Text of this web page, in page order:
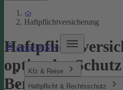
meineDEVK
Kfz & Reise
Haftpflicht & Rechtsschutz
Haftpflichtversicherung
optimaler
Beruf